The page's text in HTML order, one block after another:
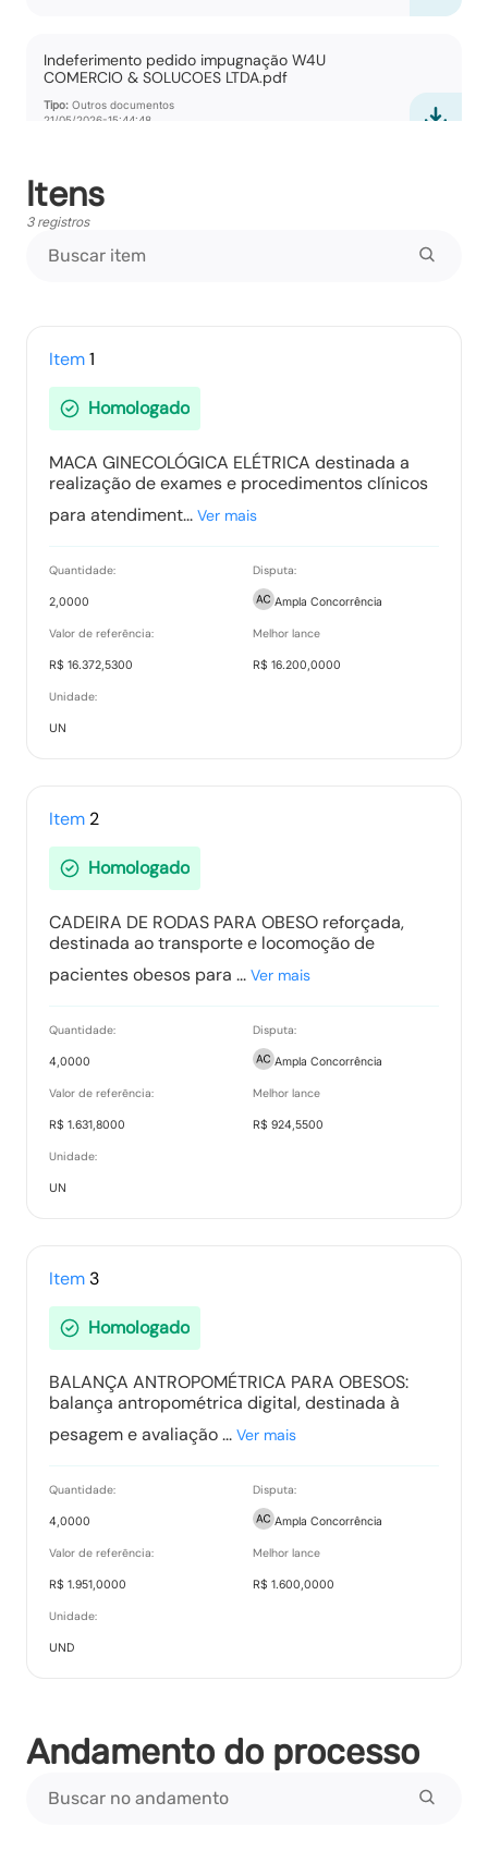
Indeferimento pedido impugnação W4U
COMERCIO & SOLUCOES LTDA.pdf
Tipo: Outros documentos
21/05/2026-15:44:48
Parecer jurídico recurso Verluma.pdf
Tipo: Outros documentos
16/07/2026-16:47:43
Pedidos de Impugnação
Tipo:Relatorio
Ata de Propostas
Ata Final
Termo de Adjudicação
Termo de Homologação
Vencedores
Ranking nos Itens
Tipo:Documento
Recurso item 0003 - VERLUMA COMERCIO LTDA
Recurso item 0001 - GIGANTE PRODUTOS
Julgamento do item 0003
Itens
3 registros
Item1
Homologado
MACA GINECOLÓGICA ELÉTRICA destinada a
realização de exames e procedimentos clínicos
para atendiment... Ver mais
Quantidade:
2,0000
Disputa:
Ampla Concorrência
Valor de referência:
R$ 16.372,5300
Melhor lance
R$ 16.200,0000
Unidade:
UN
Item 2
Homologado
CADEIRA DE RODAS PARA OBESO reforçada,
destinada ao transporte e locomoção de
pacientes obesos para ... Ver mais
Quantidade:
4,0000
Disputa:
Ampla Concorrência
Valor de referência:
R$ 1.631,8000
Melhor lance
R$ 924,5500
Unidade:
UN
Item 3
Homologado
BALANÇA ANTROPOMÉTRICA PARA OBESOS:
balança antropométrica digital, destinada à
pesagem e avaliação ... Ver mais
Quantidade:
4,0000
Disputa:
Ampla Concorrência
Valor de referência:
R$ 1.951,0000
Melhor lance
R$ 1.600,0000
Unidade:
UND
Andamento do processo